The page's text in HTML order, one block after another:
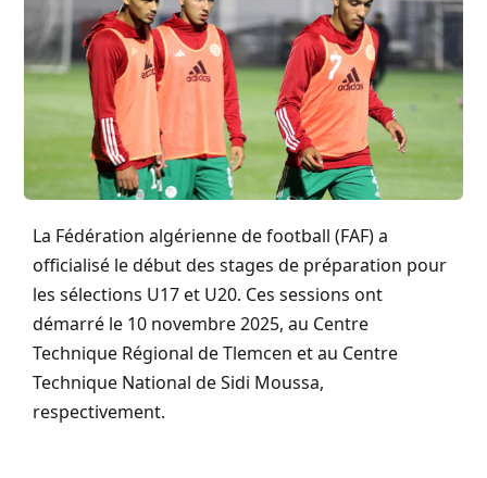
La Fédération algérienne de football (FAF) a
officialisé le début des stages de préparation pour
les sélections U17 et U20. Ces sessions ont
démarré le 10 novembre 2025, au Centre
Technique Régional de Tlemcen et au Centre
Technique National de Sidi Moussa,
respectivement.